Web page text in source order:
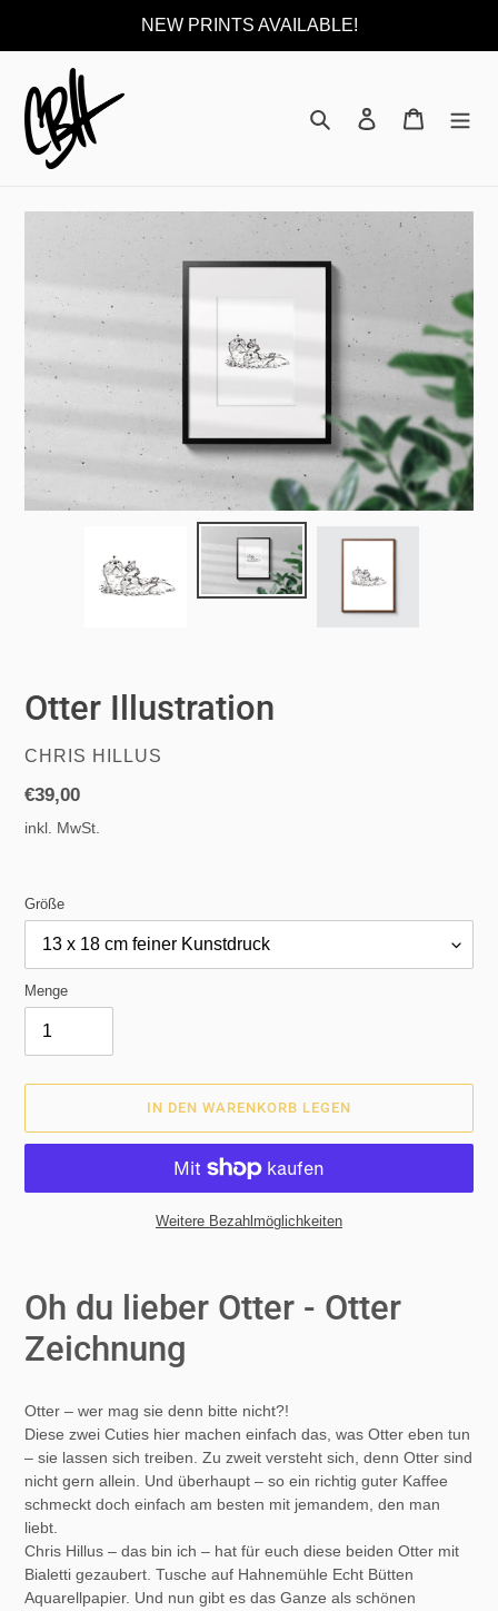
NEW PRINTS AVAILABLE!
Suchen Einloggen
Otter Illustration
VERKÄUFER
CHRIS HILLUS
Normaler
Preis
€39,00
inkl. MwSt.
Größe
Menge
IN DEN WARENKORB LEGEN
Weitere Bezahlmöglichkeiten
zum
Warenkorb
hinzugefügt
Oh du lieber Otter - Otter
Zeichnung
Otter – wer mag sie denn bitte nicht?!
Diese zwei Cuties hier machen einfach das, was Otter eben tun
– sie lassen sich treiben. Zu zweit versteht sich, denn Otter sind
nicht gern allein. Und überhaupt – so ein richtig guter Kaffee
schmeckt doch einfach am besten mit jemandem, den man
liebt.
Chris Hillus – das bin ich – hat für euch diese beiden Otter mit
Bialetti gezaubert. Tusche auf Hahnemühle Echt Bütten
Aquarellpapier. Und nun gibt es das Ganze als schönen